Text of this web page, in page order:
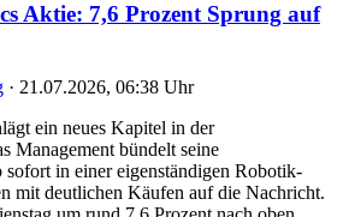
Aktie: 7,6 Prozent Sprung auf
· 21.07.2026, 06:38 Uhr
ein neues Kapitel in der
Management bündelt seine
sofort in einer eigenständigen Robotik-
mit deutlichen Käufen auf die Nachricht.